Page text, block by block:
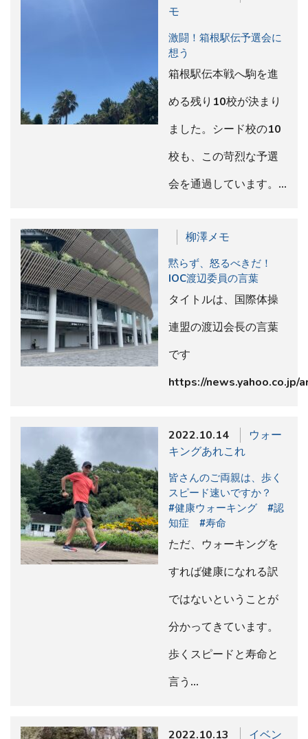
モ
激闘！箱根駅伝予選会に
想う
箱根駅伝本戦へ駒を進
める残り10校が決まり
ました。シード校の10
校も、この苛烈な予選
会を通過しています。…
柳澤メモ
黙らず、怒るべきだ！
IOC渡辺委員の言葉
タイトルは、国際体操
連盟の渡辺会長の言葉
です
https://news.yahoo.co.jp/
2022.10.14
ウォー
キングあれこれ
皆さんのご両親は、歩く
スピード速いですか？
#健康ウォーキング #認
知症 #寿命
ただ、ウォーキングを
すれば健康になれる訳
ではないということが
分かってきています。
歩くスピードと寿命と
言う…
2022.10.13
イベン